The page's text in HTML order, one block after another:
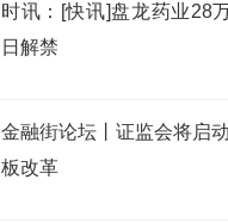
时讯：[快讯]盘龙药业28
日解禁
金融街论坛丨证监会将启
板改革